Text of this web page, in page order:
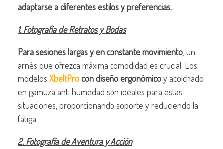
adaptarse a diferentes estilos y preferencias.
1. Fotografía de Retratos y Bodas
Para sesiones largas y en constante movimiento , un
arnés que ofrezca máxima comodidad es crucial. Los
modelos XbeltProcon diseño ergonómicoy acolchado
en gamuza anti humedad son ideales para estas
situaciones, proporcionando soporte y reduciendo la
fatiga.
2. Fotografía de Aventura y Acción